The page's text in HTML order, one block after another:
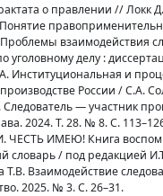
о правлении // Локк
взаимодействия
уголовному делу :
Институциональная и
России / С.А.
Следователь — участник
2024. Т. 28. № 8. С.
ЧЕСТЬ ИМЕЮ! Книга
словарь / под редакцией
Т.В. Взаимодействие
2025. № 3. С. 26–31.